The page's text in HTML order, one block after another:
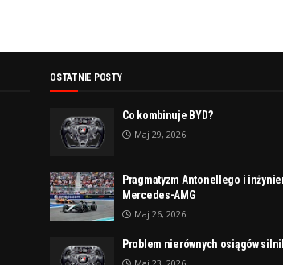
OSTATNIE POSTY
Co kombinuje BYD?
Maj 29, 2026
Pragmatyzm Antonellego i
Mercedes-AMG
Maj 26, 2026
Problem nierównych osiągów